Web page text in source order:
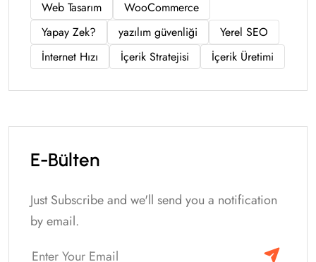
Web Tasarım
WooCommerce
Yapay Zek?
yazılım güvenliği
Yerel SEO
İnternet Hızı
İçerik Stratejisi İçerik Üretimi
E-Bülten
Just Subscribe and we'll send you a notification
by email.